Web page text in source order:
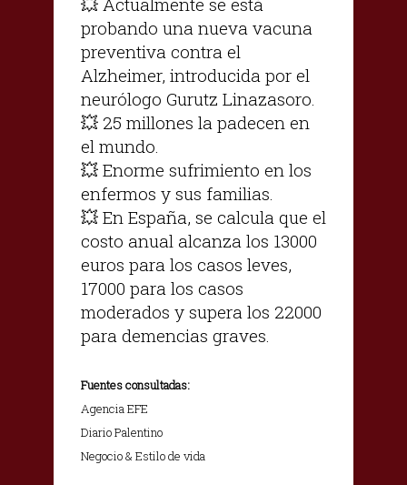
probando una nueva vacuna
preventiva contra el
Alzheimer, introducida por el
neurólogo Gurutz Linazasoro.
💥 25 millones la padecen en
el mundo.
💥 Enorme sufrimiento en los
enfermos y sus familias.
💥 En España, se calcula que el
costo anual alcanza los 13000
euros para los casos leves,
17000 para los casos
moderados y supera los 22000
para demencias graves.
Fuentes consultadas:
Agencia EFE
Diario Palentino
Negocio & Estilo de vida